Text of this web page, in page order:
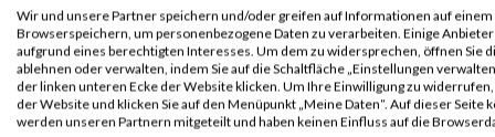
1659
Mehmet Ali Sayer
1364
Matthias Kaufmann
1371
Melanie Reinartz
1609
Ulrich Neumann
Wir und unsere Partner speichern und/oder greifen auf Informationen auf einem
Browserspeichern, um personenbezogene Daten zu verarbeiten. Einige
aufgrund eines berechtigten Interesses. Um dem zu widersprechen, öffnen Sie
ablehnen oder verwalten, indem Sie auf die Schaltfläche „Einstellungen
der linken unteren Ecke der Website klicken. Um Ihre Einwilligung zu
der Website und klicken Sie auf den Menüpunkt „Meine Daten“. Auf dieser
werden unseren Partnern mitgeteilt und haben keinen Einfluss auf die